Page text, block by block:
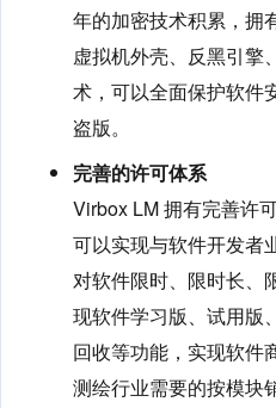
年的加密技术积累，拥
虚拟机外壳、反黑引擎
术，可以全面保护软件
盗版。
完善的许可体系
Virbox LM 拥有完善许
可以实现与软件开发者
对软件限时、限时长、
现软件学习版、试用版
回收等功能，实现软件
测绘行业需要的按模块